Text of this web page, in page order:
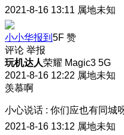
2021-8-16 13:11 属地未知
小小华报到 5F 赞
评论 举报
玩机达人荣耀 Magic3 5G
2021-8-16 12:22 属地未知
羡慕啊
小心说话 : 你们应也有同城
2021-8-16 13:12 属地未知